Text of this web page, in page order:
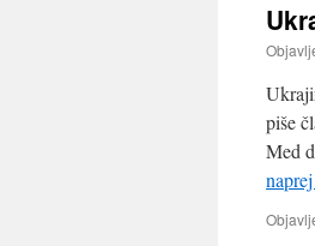
piše
Med
naprej